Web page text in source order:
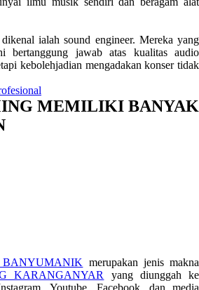
ialah sound engineer. Mereka yang
bertanggung jawab atas kualitas audio
kebolehjadian mengadakan konser tidak
MEMILIKI BANYAK
merupakan jenis makna
KARANGANYAR
yang diunggah ke
Youtube, Facebook, dan media